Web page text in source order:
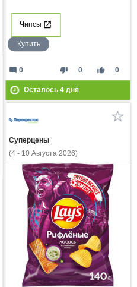
Чипсы
Купить
thumb_down 0 thumb_up 0
mode_comment 0
Осталось 4дня
Суперцены
(4 - 10 Августа 2026)